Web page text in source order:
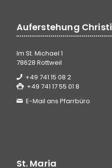
Auferstehung Christi
Im St. Michael 1
78628 Rottweil
+49 741 15 08 2
+49 741 17 55 01 8
E-Mail ans Pfarrbüro
St. Maria